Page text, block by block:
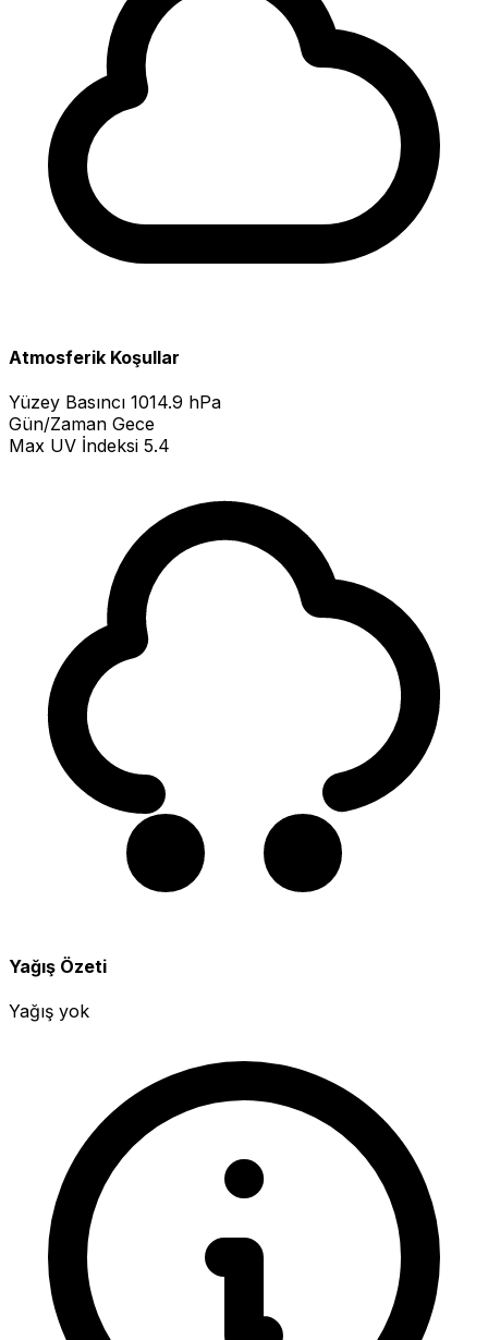
Atmosferik Koşullar
Yüzey Basıncı 1014.9 hPa
Gün/Zaman Gece
Max UV İndeksi 5.4
Yağış Özeti
Yağış yok